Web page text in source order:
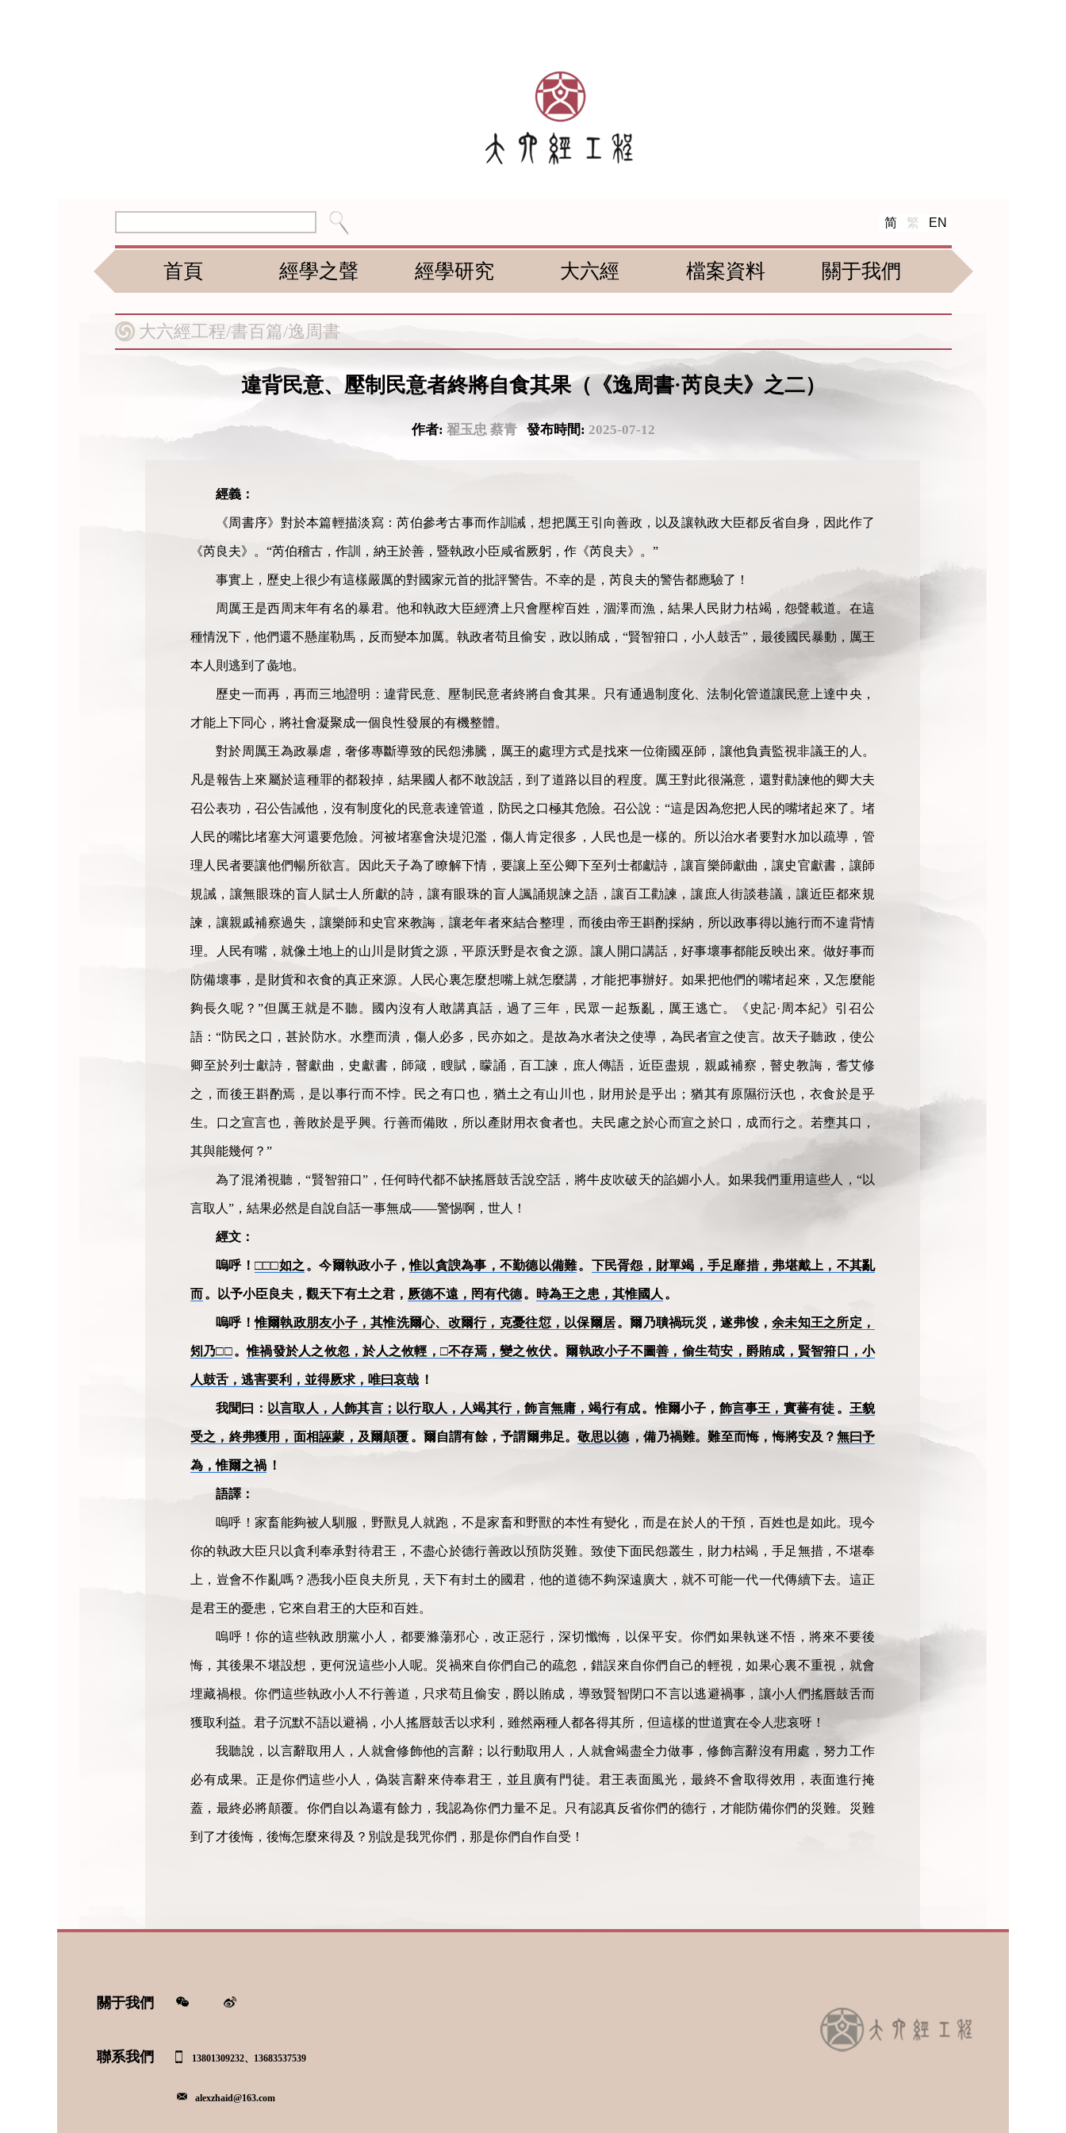
简 繁 EN
首頁 經學之聲 經學研究 大六經 檔案資料 關于我們
大六經工程/書百篇/逸周書
違背民意、壓制民意者終將自食其果（《逸周書·芮良夫》之二）
作者: 翟玉忠 蔡青發布時間: 2025-07-12
經義：
《周書序》對於本篇輕描淡寫：芮伯參考古事而作訓誡，想把厲王引向善政，以及讓執政大臣都反省自身，因此作了
《芮良夫》。“芮伯稽古，作訓，納王於善，暨執政小臣咸省厥躬，作《芮良夫》。”
事實上，歷史上很少有這樣嚴厲的對國家元首的批評警告。不幸的是，芮良夫的警告都應驗了！
周厲王是西周末年有名的暴君。他和執政大臣經濟上只會壓榨百姓，涸澤而漁，結果人民財力枯竭，怨聲載道。在這
種情況下，他們還不懸崖勒馬，反而變本加厲。執政者苟且偷安，政以賄成，“賢智箝口，小人鼓舌”，最後國民暴動，厲王
本人則逃到了彘地。
歷史一而再，再而三地證明：違背民意、壓制民意者終將自食其果。只有通過制度化、法制化管道讓民意上達中央，
才能上下同心，將社會凝聚成一個良性發展的有機整體。
對於周厲王為政暴虐，奢侈專斷導致的民怨沸騰，厲王的處理方式是找來一位衛國巫師，讓他負責監視非議王的人。
凡是報告上來屬於這種罪的都殺掉，結果國人都不敢說話，到了道路以目的程度。厲王對此很滿意，還對勸諫他的卿大夫
召公表功，召公告誡他，沒有制度化的民意表達管道，防民之口極其危險。召公說：“這是因為您把人民的嘴堵起來了。堵
人民的嘴比堵塞大河還要危險。河被堵塞會決堤氾濫，傷人肯定很多，人民也是一樣的。所以治水者要對水加以疏導，管
理人民者要讓他們暢所欲言。因此天子為了瞭解下情，要讓上至公卿下至列士都獻詩，讓盲樂師獻曲，讓史官獻書，讓師
規誡，讓無眼珠的盲人賦士人所獻的詩，讓有眼珠的盲人諷誦規諫之語，讓百工勸諫，讓庶人街談巷議，讓近臣都來規
諫，讓親戚補察過失，讓樂師和史官來教誨，讓老年者來結合整理，而後由帝王斟酌採納，所以政事得以施行而不違背情
理。人民有嘴，就像土地上的山川是財貨之源，平原沃野是衣食之源。讓人開口講話，好事壞事都能反映出來。做好事而
防備壞事，是財貨和衣食的真正來源。人民心裏怎麼想嘴上就怎麼講，才能把事辦好。如果把他們的嘴堵起來，又怎麼能
夠長久呢？”但厲王就是不聽。國內沒有人敢講真話，過了三年，民眾一起叛亂，厲王逃亡。《史記·周本紀》引召公
語：“防民之口，甚於防水。水壅而潰，傷人必多，民亦如之。是故為水者決之使導，為民者宣之使言。故天子聽政，使公
卿至於列士獻詩，瞽獻曲，史獻書，師箴，瞍賦，矇誦，百工諫，庶人傳語，近臣盡規，親戚補察，瞽史教誨，耆艾修
之，而後王斟酌焉，是以事行而不悖。民之有口也，猶土之有山川也，財用於是乎出；猶其有原隰衍沃也，衣食於是乎
生。口之宣言也，善敗於是乎興。行善而備敗，所以產財用衣食者也。夫民慮之於心而宣之於口，成而行之。若壅其口，
其與能幾何？”
為了混淆視聽，“賢智箝口”，任何時代都不缺搖唇鼓舌說空話，將牛皮吹破天的諂媚小人。如果我們重用這些人，“以
言取人”，結果必然是自說自話一事無成——警惕啊，世人！
經文：
嗚呼！ □□□如之 。今爾執政小子，惟以貪諛為事，不勤德以備難。 下民胥怨，財單竭，手足靡措，弗堪戴上，不其亂
而。以予小臣良夫，觀天下有土之君， 厥德不遠，罔有代德。 時為王之患，其惟國人 。
嗚呼！惟爾執政朋友小子，其惟洗爾心、改爾行，克憂往愆，以保爾居。爾乃聵禍玩災，遂弗悛，余未知王之所定，
矧乃□□。惟禍發於人之攸忽，於人之攸輕，□不存焉，變之攸伏。爾執政小子不圖善，偷生苟安，爵賄成，賢智箝口，小
人鼓舌，逃害要利，並得厥求，唯曰哀哉 ！
我聞曰： 以言取人，人飾其言；以行取人，人竭其行，飾言無庸，竭行有成。惟爾小子， 飾言事王，實蕃有徒 。 王貌
受之，終弗獲用，面相誣蒙，及爾顛覆 。爾自謂有餘，予謂爾弗足。敬思以德 ，備乃禍難。難至而悔，悔將安及？ 無曰予
為，惟爾之禍 ！
語譯：
嗚呼！家畜能夠被人馴服，野獸見人就跑，不是家畜和野獸的本性有變化，而是在於人的干預，百姓也是如此。現今
你的執政大臣只以貪利奉承對待君王，不盡心於德行善政以預防災難。致使下面民怨叢生，財力枯竭，手足無措，不堪奉
上，豈會不作亂嗎？憑我小臣良夫所見，天下有封土的國君，他的道德不夠深遠廣大，就不可能一代一代傳續下去。這正
是君王的憂患，它來自君王的大臣和百姓。
嗚呼！你的這些執政朋黨小人，都要滌蕩邪心，改正惡行，深切懺悔，以保平安。你們如果執迷不悟，將來不要後
悔，其後果不堪設想，更何況這些小人呢。災禍來自你們自己的疏忽，錯誤來自你們自己的輕視，如果心裏不重視，就會
埋藏禍根。你們這些執政小人不行善道，只求苟且偷安，爵以賄成，導致賢智閉口不言以逃避禍事，讓小人們搖唇鼓舌而
獲取利益。君子沉默不語以避禍，小人搖唇鼓舌以求利，雖然兩種人都各得其所，但這樣的世道實在令人悲哀呀！
我聽說，以言辭取用人，人就會修飾他的言辭；以行動取用人，人就會竭盡全力做事，修飾言辭沒有用處，努力工作
必有成果。正是你們這些小人，偽裝言辭來侍奉君王，並且廣有門徒。君王表面風光，最終不會取得效用，表面進行掩
蓋，最終必將顛覆。你們自以為還有餘力，我認為你們力量不足。只有認真反省你們的德行，才能防備你們的災難。災難
到了才後悔，後悔怎麼來得及？別說是我咒你們，那是你們自作自受！
關于我們
聯系我們 13801309232、13683537539
alexzhaid@163.com